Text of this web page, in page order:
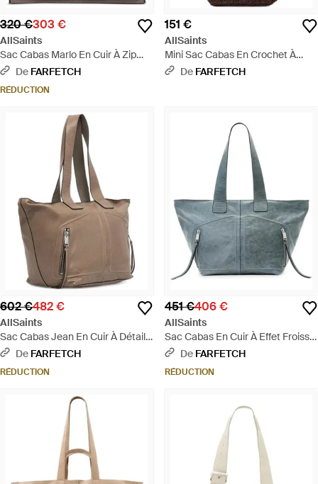
320 €303 €
AllSaints
Sac Cabas Marlo En Cuir À Zip
Latéral - Marron
De FARFETCH
RÉDUCTION
151 €
AllSaints
Mini Sac Cabas En Crochet À
Bride Logo - Blanc
De FARFETCH
602 €482 €
AllSaints
Sac Cabas Jean En Cuir À Détails
Zippés - Neutre
De FARFETCH
RÉDUCTION
451 €406 €
AllSaints
Sac Cabas En Cuir À Effet Froissé
- Bleu
De FARFETCH
RÉDUCTION